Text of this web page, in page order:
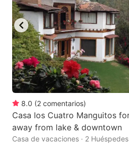
to
get
the
keyboard
shortcuts
for
changing
dates.
8.0 (2 comentarios)
Casa los Cuatro Manguitos
away from lake & downtown
Casa de vacaciones · 2